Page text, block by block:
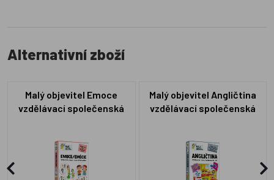
Alternativní zboží
Malý objevitel Emoce
vzdělávací společenská
Malý objevitel Angličtina
vzdělávací společenská